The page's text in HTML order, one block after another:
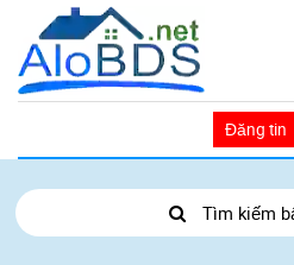
Đăng tin
Tìm kiếm